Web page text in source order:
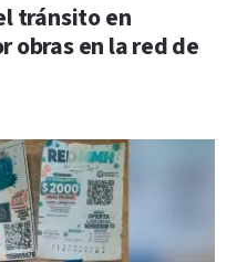
tránsito en
obras en la red de